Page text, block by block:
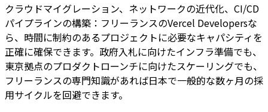
クラウドマイグレーション、ネットワークの近代化、CI/CD
パイプラインの構築：フリーランスのVercel Developersな
ら、時間に制約のあるプロジェクトに必要なキャパシティを
正確に確保できます。政府入札に向けたインフラ準備でも、
東京拠点のプロダクトローンチに向けたスケーリングでも、
フリーランスの専門知識があれば日本で一般的な数ヶ月の採
用サイクルを回避できます。